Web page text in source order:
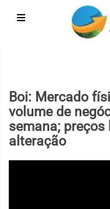
Boi: Mercado
volume de
semana;
alteração